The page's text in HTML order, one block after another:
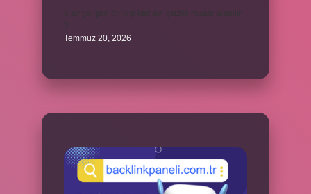
6 ay çalışan bir kişi kaç ay işsizlik maaşı alabilir
Temmuz 20, 2026